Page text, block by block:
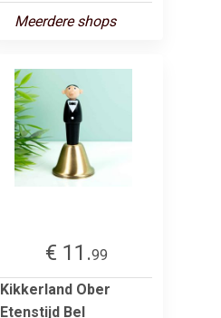
Meerdere shops
€ 11.99
Kikkerland Ober
Etenstijd Bel